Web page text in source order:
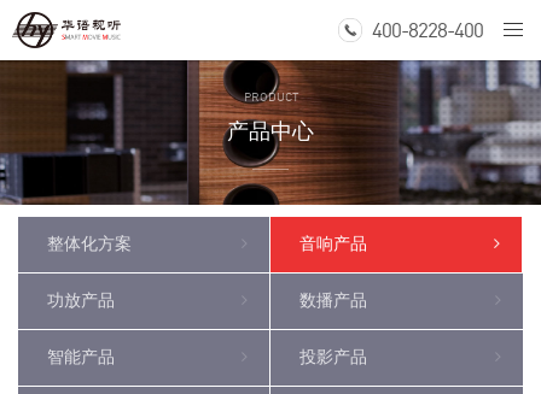
400-8228-400
PRODUCT
产品中心
整体化方案 音响产品
功放产品 数播产品
智能产品 投影产品